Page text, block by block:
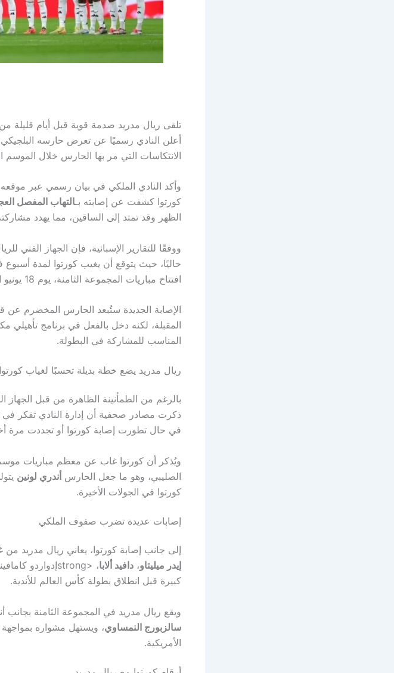
تلقى ريال مدريد صدمة قوية قبل أيام قليلة
أعلن النادي رسميًا عن تعرض حارسه
الانتكاسات التي مر بها الحارس خلال الموسم
وأكد النادي الملكي في بيان رسمي عبر
كورتوا كشفت عن إصابته بـالتهاب المفصل
الظهر وقد تمتد إلى الساقين، مما يهدد
ووفقًا للتقارير الإسبانية، فإن الجهاز الفني
حاليًا، حيث يتوقع أن يغيب كورتوا لمدة
افتتاح مباريات المجموعة الثامنة، يوم 18 يونيو المقبل.
الإصابة الجديدة ستُبعد الحارس المخضرم عن
المقبلة، لكنه دخل بالفعل في برنامج
المناسب للمشاركة في البطولة.
ريال مدريد يضع خطة بديلة تحسبًا لغياب كورتوا
بالرغم من الطمأنينة الظاهرة من قبل الجهاز
ذكرت مصادر صحفية أن إدارة النادي تفكر في
في حال تطورت إصابة كورتوا أو تجددت مرة
الصليبي، وهو ما جعل الحارس أندري لونين
كورتوا في الجولات الأخيرة.
إصابات عديدة تضرب صفوف الملكي
إلى جانب إصابة كورتوا، يعاني ريال مدريد
إيدر ميليتاو، دافيد ألابا، <strongإدواردو كامافينغا، و
كبيرة قبل انطلاق بطولة كأس العالم للأندية.
ويقع ريال مدريد في المجموعة الثامنة بجانب
سالزبورج النمساوي
الأمريكية.